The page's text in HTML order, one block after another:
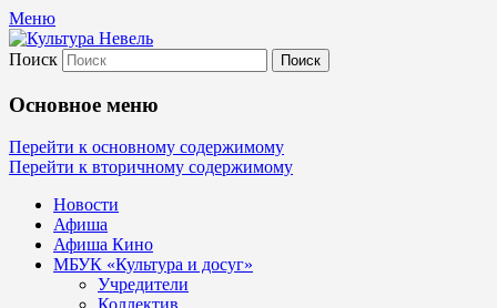
Меню
Культура Невель
МБУК Невельского района "Культура
и досуг"
Поиск
Основное меню
Перейти к основному содержимому
Перейти к вторичному содержимому
Новости
Афиша
Афиша Кино
МБУК «Культура и досуг»
Учредители